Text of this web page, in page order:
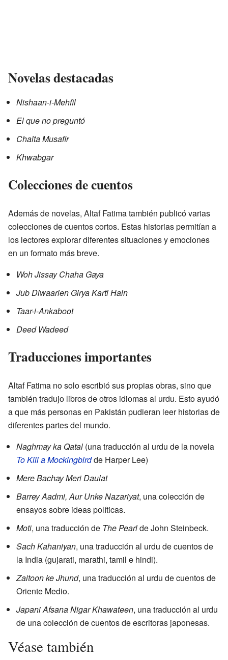
Novelas destacadas
Nishaan-i-Mehfil
El que no preguntó
Chalta Musafir
Khwabgar
Colecciones de cuentos
Además de novelas, Altaf Fatima también publicó varias
colecciones de cuentos cortos. Estas historias permitían a
los lectores explorar diferentes situaciones y emociones
en un formato más breve.
Woh Jissay Chaha Gaya
Jub Diwaarien Girya Karti Hain
Taar-i-Ankaboot
Deed Wadeed
Traducciones importantes
Altaf Fatima no solo escribió sus propias obras, sino que
también tradujo libros de otros idiomas al urdu. Esto ayudó
a que más personas en Pakistán pudieran leer historias de
diferentes partes del mundo.
Naghmay ka Qatal (una traducción al urdu de la novela
To Kill a Mockingbirdde Harper Lee)
Mere Bachay Meri Daulat
Barrey Aadmi, Aur Unke Nazariyat, una colección de
ensayos sobre ideas políticas.
Moti, una traducción de The Pearlde John Steinbeck.
Sach Kahaniyan, una traducción al urdu de cuentos de
la India (gujarati, marathi, tamil e hindi).
Zaitoon ke Jhund, una traducción al urdu de cuentos de
Oriente Medio.
Japani Afsana Nigar Khawateen, una traducción al urdu
de una colección de cuentos de escritoras japonesas.
Véase también